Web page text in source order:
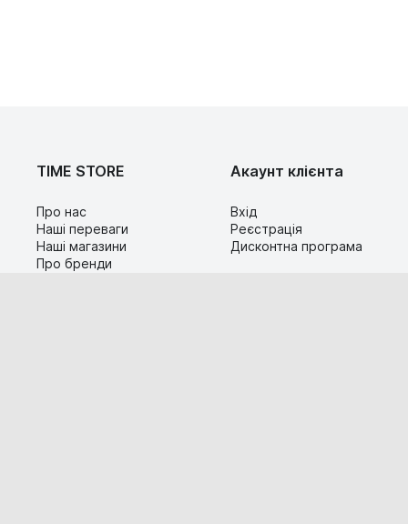
TIME STORE
Про нас
Наші переваги
Наші магазини
Про бренди
Акаунт клієнта
Вхід
Реєстрація
Дисконтна програма